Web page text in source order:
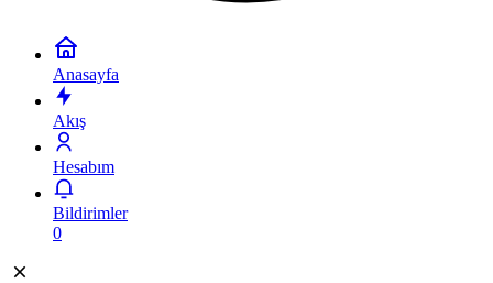
Anasayfa
Akış
Hesabım
Bildirimler
0